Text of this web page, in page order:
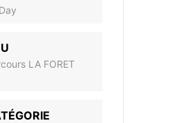
LA FORET